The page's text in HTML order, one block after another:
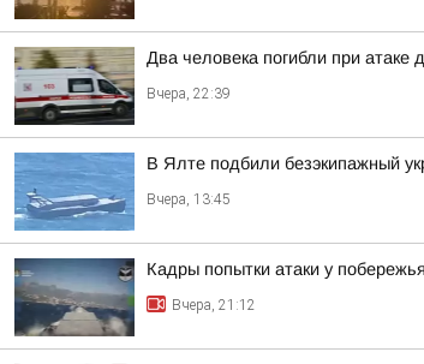
Два человека погибли при атаке
Вчера, 22:39
В Ялте подбили безэкипажный
Вчера, 13:45
Кадры попытки атаки у
Вчера, 21:12